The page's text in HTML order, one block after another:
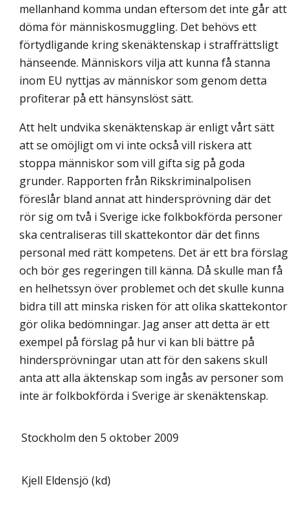
mellanhand komma undan eftersom det inte går att
döma för människosmuggling. Det behövs ett
förtydligande kring skenäktenskap i straffrättsligt
hänseende. Människors vilja att kunna få stanna
inom EU nyttjas av människor som genom detta
profiterar på ett hänsynslöst sätt.
Att helt undvika skenäktenskap är enligt vårt sätt
att se omöjligt om vi inte också vill riskera att
stoppa människor som vill gifta sig på goda
grunder. Rapporten från Rikskriminalpolisen
föreslår bland annat att hindersprövning där det
rör sig om två i Sverige icke folkbokförda personer
ska centraliseras till skattekontor där det finns
personal med rätt kompetens. Det är ett bra förslag
och bör ges regeringen till känna. Då skulle man få
en helhetssyn över problemet och det skulle kunna
bidra till att minska risken för att olika skattekontor
gör olika bedömningar. Jag anser att detta är ett
exempel på förslag på hur vi kan bli bättre på
hindersprövningar utan att för den sakens skull
anta att alla äktenskap som ingås av personer som
inte är folkbokförda i Sverige är skenäktenskap.
Stockholm den 5 oktober 2009
Kjell Eldensjö (kd)